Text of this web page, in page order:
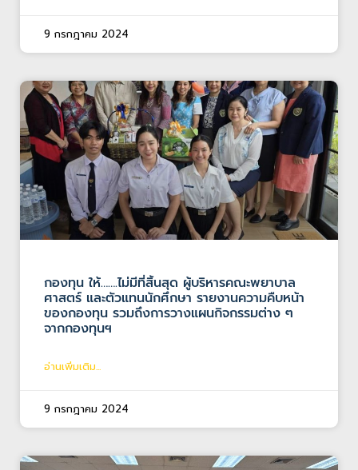
9 กรกฎาคม 2024
กองทุน ให้…….ไม่มีที่สิ้นสุด ผู้บริหารคณะพยาบาล
ศาสตร์ และตัวแทนนักศึกษา รายงานความคืบหน้า
ของกองทุน รวมถึงการวางแผนกิจกรรมต่าง ๆ
จากกองทุนฯ
อ่านเพิ่มเติม...
9 กรกฎาคม 2024